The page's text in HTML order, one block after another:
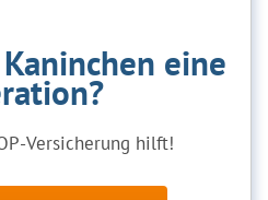
eine
Versicherung hilft!